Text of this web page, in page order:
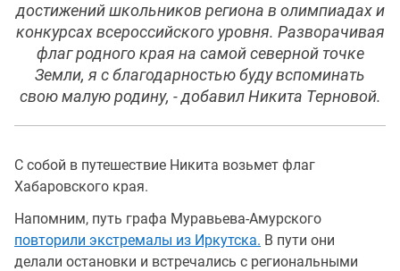
достижений школьников региона в олимпиадах и
конкурсах всероссийского уровня. Разворачивая
флаг родного края на самой северной точке
Земли, я с благодарностью буду вспоминать
свою малую родину, - добавил Никита Терновой.
С собой в путешествие Никита возьмет флаг
Хабаровского края.
Напомним, путь графа Муравьева-Амурского
повторили экстремалы из Иркутска. В пути они
делали остановки и встречались с региональными